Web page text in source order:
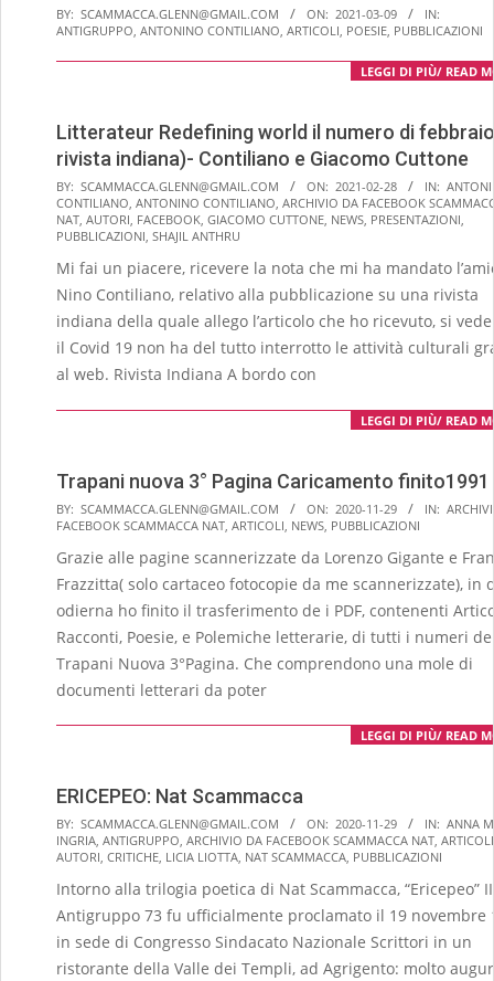
2021-
03-
09
BY: SCAMMACCA.GLENN@GMAIL.COM ON: 2021-03-09
IN:
ANTIGRUPPO, ANTONINO CONTILIANO, ARTICOLI, POESIE, PUBBLICAZIONI
LEGGI DI PIÙ/ READ
Litterateur Redefining world il numero di
rivista indiana)- Contiliano e Giacomo Cuttone
2021-
02-
28
BY: SCAMMACCA.GLENN@GMAIL.COM ON: 2021-02-28 IN:
CONTILIANO ANTONINO CONTILIANO ARCHIVIO DA FACEBOOK
NAT AUTORI FACEBOOK GIACOMO CUTTONE NEWS PRESENTAZIONI
PUBBLICAZIONI SHAJIL ANTHRU
Mi fai un piacere, ricevere la nota che mi ha mandato
Nino Contiliano, relativo alla pubblicazione su una rivista
indiana della quale allego l’articolo che ho ricevuto, si
il Covid 19 non ha del tutto interrotto le attività culturali
al web. Rivista Indiana A bordo con
LEGGI DI PIÙ/ READ
Trapani nuova 3° Pagina Caricamento finito1991
2020-
11-
29
BY: SCAMMACCA.GLENN@GMAIL.COM ON: 2020-11-29 IN:
FACEBOOK SCAMMACCA NAT ARTICOLI NEWS PUBBLICAZIONI
Grazie alle pagine scannerizzate da Lorenzo Gigante​ e
Frazzitta( solo cartaceo fotocopie da me scannerizzate), in
odierna ho finito il trasferimento de i PDF, contenenti
Racconti, Poesie, e Polemiche letterarie, di tutti i numeri
Trapani Nuova 3°Pagina. Che comprendono una mole di
documenti letterari da poter
LEGGI DI PIÙ/ READ
ERICEPEO: Nat Scammacca
2020-
11-
BY: SCAMMACCA.GLENN@GMAIL.COM ON: 2020-11-29 IN: ANNA
INGRIA, ANTIGRUPPO, ARCHIVIO DA FACEBOOK SCAMMACCA NAT, ARTICOLI
AUTORI, CRITICHE, LICIA LIOTTA, NAT SCAMMACCA, PUBBLICAZIONI
Intorno alla trilogia poetica di Nat Scammacca, “Ericepeo” II
Antigruppo 73 fu ufficialmente proclamato il 19 novembre
in sede di Congresso Sindacato Nazionale Scrittori in un
ristorante della Valle dei Templi, ad Agrigento: molto